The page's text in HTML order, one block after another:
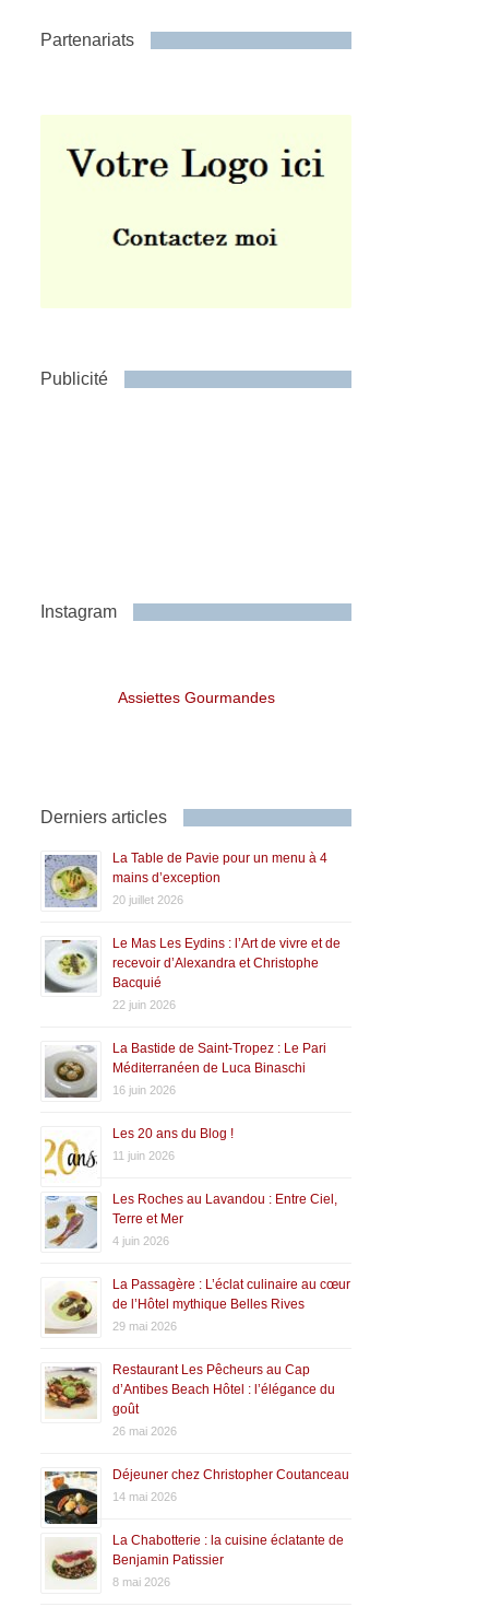
Partenariats
Publicité
Instagram
Assiettes Gourmandes
Derniers articles
La Table de Pavie pour un menu à 4
mains d’exception
20 juillet 2026
Le Mas Les Eydins : l’Art de vivre et de
recevoir d’Alexandra et Christophe
Bacquié
22 juin 2026
La Bastide de Saint-Tropez : Le Pari
Méditerranéen de Luca Binaschi
16 juin 2026
Les 20 ans du Blog !
11 juin 2026
Les Roches au Lavandou : Entre Ciel,
Terre et Mer
4 juin 2026
La Passagère : L’éclat culinaire au cœur
de l’Hôtel mythique Belles Rives
29 mai 2026
Restaurant Les Pêcheurs au Cap
d’Antibes Beach Hôtel : l’élégance du
goût
26 mai 2026
Déjeuner chez Christopher Coutanceau
14 mai 2026
La Chabotterie : la cuisine éclatante de
Benjamin Patissier
8 mai 2026